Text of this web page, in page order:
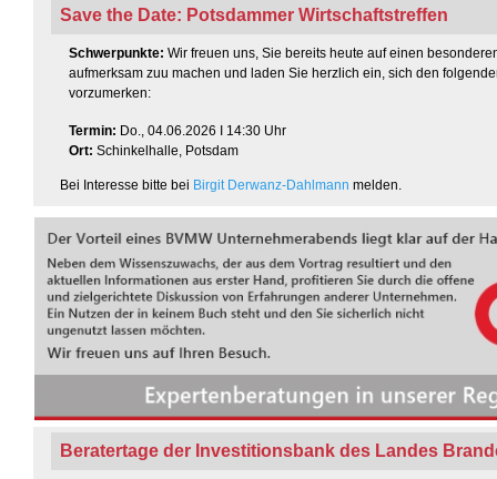
Save the Date: Potsdammer Wirtschaftstreffen
Schwerpunkte: Wir freuen uns, Sie bereits heute auf einen
aufmerksam zuu machen und laden Sie herzlich ein, sich den
vorzumerken:
Termin: Do., 04.06.2026 I 14:30 Uhr
Ort: Schinkelhalle, Potsdam
Bei Interesse bitte bei Birgit Derwanz-Dahlmann melden.
Beratertage der Investitionsbank des Landes